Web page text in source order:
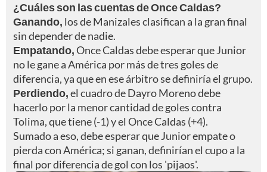
¿Cuáles son las cuentas de Once Caldas?
Ganando, los de Manizales clasifican a la gran final
sin depender de nadie.
Empatando,Once Caldas debe esperar que Junior
no le gane a América por más de tres goles de
diferencia, ya que en ese árbitro se definiría el grupo.
Perdiendo,el cuadro de Dayro Moreno debe
hacerlo por la menor cantidad de goles contra
Tolima, que tiene (-1) y el Once Caldas (+4).
Sumado a eso, debe esperar que Junior empate o
pierda con América; si ganan, definirían el cupo a la
final por diferencia de gol con los 'pijaos'.